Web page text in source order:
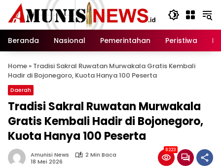
Langsung
konten
Beranda
Nasional Pemerintahan Peristiwa
Home » Tradisi Sakral Ruwatan Murwakala Gratis Kembali
Hadir di Bojonegoro, Kuota Hanya 100 Peserta
Daerah
Tradisi Sakral Ruwatan Murwakala
Gratis Kembali Hadir di Bojonegoro,
Kuota Hanya 100 Peserta
Amunisi News
2 Min Baca
18 Mei 2026
8223